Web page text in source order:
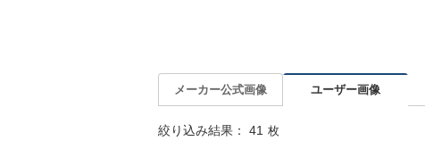
メーカー公式画像 ユーザー画像
絞り込み結果： 41 枚